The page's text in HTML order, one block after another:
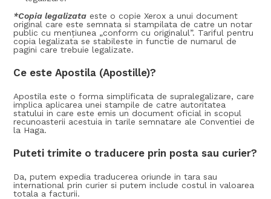
*Copia legalizata este o copie Xerox a unui document
original care este semnata si stampilata de catre un notar
public cu menţiunea „conform cu originalul”. Tariful pentru
copia legalizata se stabileste in functie de numarul de
pagini care trebuie legalizate.
Ce este Apostila (Apostille)?
Apostila este o forma simplificata de supralegalizare, care
implica aplicarea unei stampile de catre autoritatea
statului in care este emis un document oficial in scopul
recunoasterii acestuia in tarile semnatare ale Conventiei de
la Haga.
Puteti trimite o traducere prin posta sau curier?
Da, putem expedia traducerea oriunde in tara sau
international prin curier si putem include costul in valoarea
totala a facturii.